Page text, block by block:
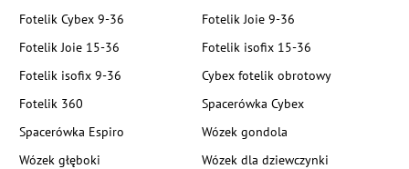
Fotelik Cybex 9-36
Fotelik Joie 9-36
Fotelik Joie 15-36
Fotelik isofix 15-36
Fotelik isofix 9-36
Cybex fotelik obrotowy
Fotelik 360
Spacerówka Cybex
Spacerówka Espiro
Wózek gondola
Wózek głęboki
Wózek dla dziewczynki